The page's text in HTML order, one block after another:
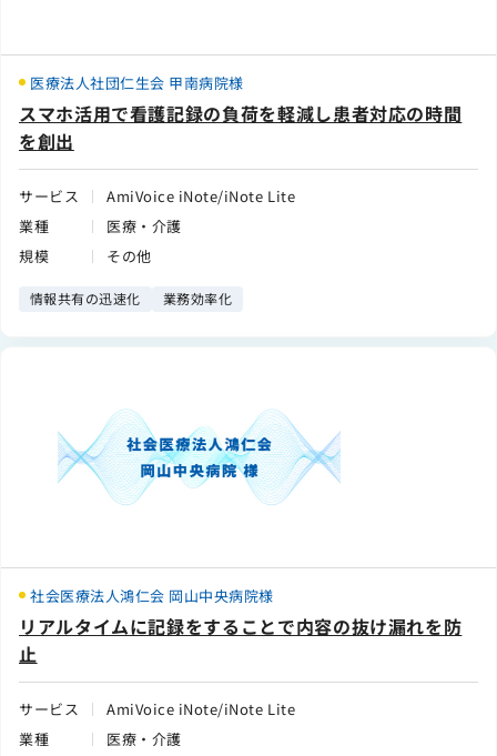
医療法人社団仁生会 甲南病院様
スマホ活用で看護記録の負荷を軽減し患者対応の時間
を創出
サービス
AmiVoice iNote/iNote Lite
業種
医療・介護
規模
その他
情報共有の迅速化 業務効率化
社会医療法人鴻仁会 岡山中央病院様
リアルタイムに記録をすることで内容の抜け漏れを防
止
サービス
AmiVoice iNote/iNote Lite
業種
医療・介護